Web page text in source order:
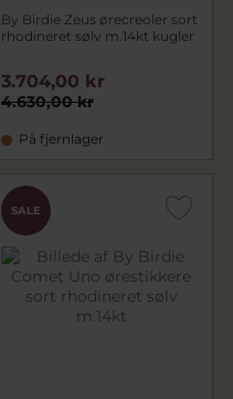
By Birdie Zeus ørecreoler sort
rhodineret sølv m.14kt kugler
4.630,00 kr
3.704,00 kr
På fjernlager
SALE